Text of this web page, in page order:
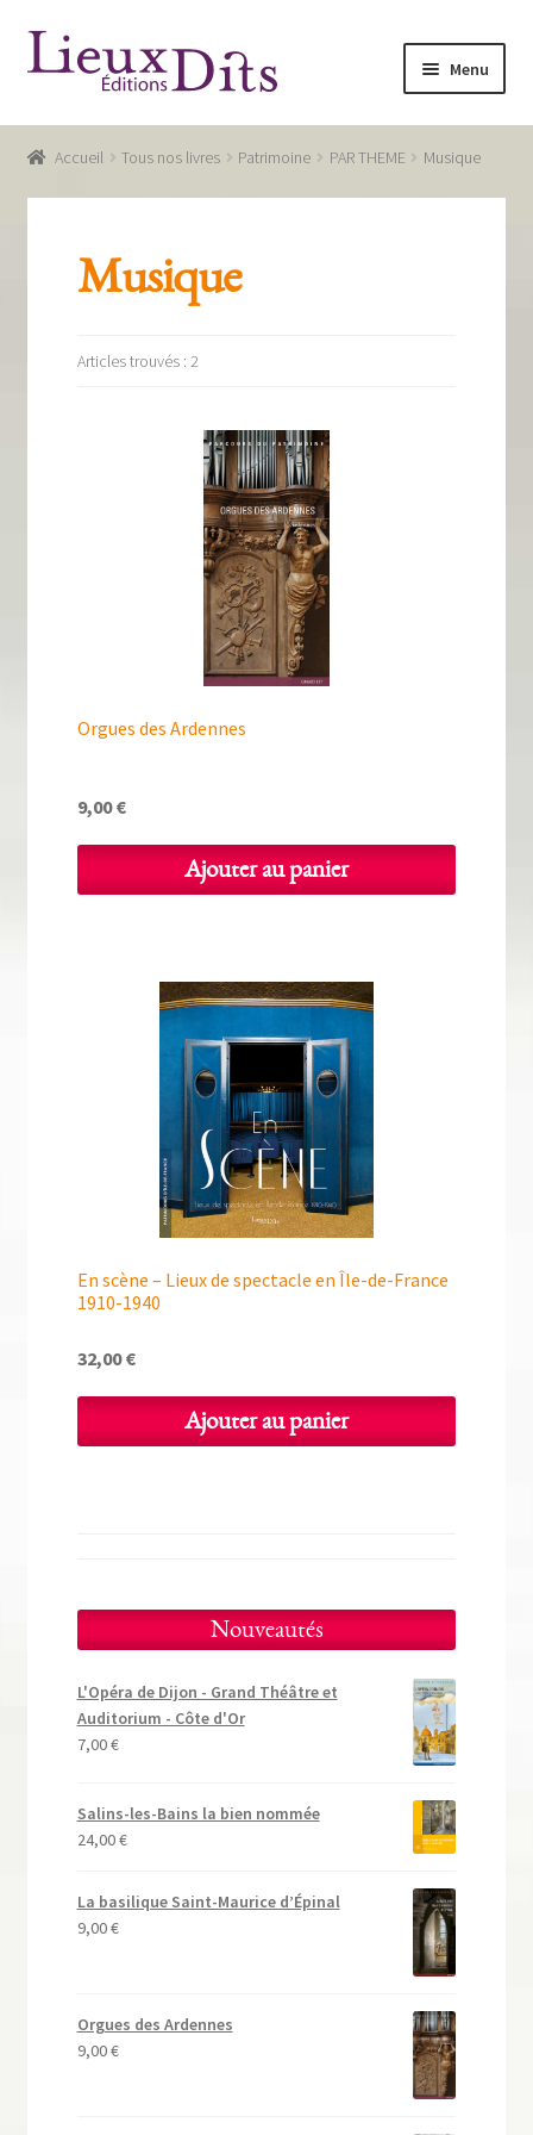
Aller
à
navigation
Aller
au
Menu
Accueil
Recevoir notre newsletter
Accueil Tous nos livres Patrimoine PAR THEME Musique
Musique
Articles trouvés : 2
Orgues des Ardennes
9,00€
Ajouter au panier
En scène – Lieux de spectacle en Île-de-France
1910-1940
32,00€
Ajouter au panier
Nouveautés
L'Opéra de Dijon - Grand Théâtre et
Auditorium - Côte d'Or
7,00€
Salins-les-Bains la bien nommée
24,00€
La basilique Saint-Maurice d’Épinal
9,00€
Orgues des Ardennes
9,00€